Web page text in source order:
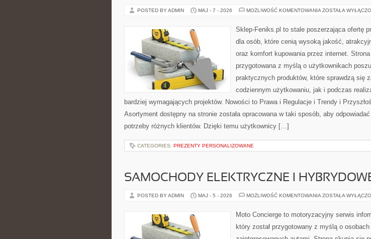
POSTED BY ADMIN MAJ - 7 - 2026 MOŻLIWOŚĆ KOMENTOWANIA NOWE
ZOSTAŁA
Sklep-Feniks.pl to stale poszerzająca ofertę
dla osób, które cenią wysoką jakość,
oraz komfort kupowania przez internet. Strona
przygotowana z myślą o użytkownikach
praktycznych produktów, które sprawdzą się
codziennym użytkowaniu, jak i podczas
bardziej wymagających projektów. Nowości to Prawa i Regulacje i Trendy i
Asortyment dostępny na stronie została opracowana w taki sposób, aby
potrzeby różnych klientów. Dzięki temu użytkownicy […]
CATEGORIES: PREZENTY PERSONALIZOWANE
SAMOCHODY ELEKTRYCZNE I
POSTED BY ADMIN MAJ - 5 - 2026 MOŻLIWOŚĆ KOMENTOWANIA SAMOCHODY
HYBRYDOWE
ZOSTAŁA
Moto Concierge to motoryzacyjny serwis
który został przygotowany z myślą o osobach